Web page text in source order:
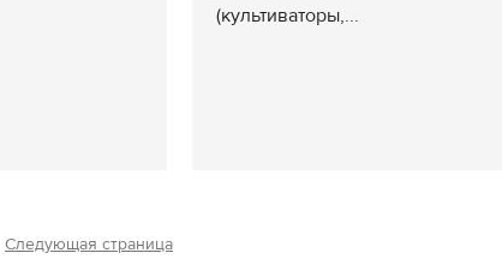
(культиваторы,...
Следующая страница